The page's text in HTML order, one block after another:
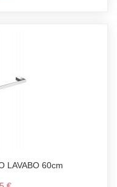
LAVABO 60cm